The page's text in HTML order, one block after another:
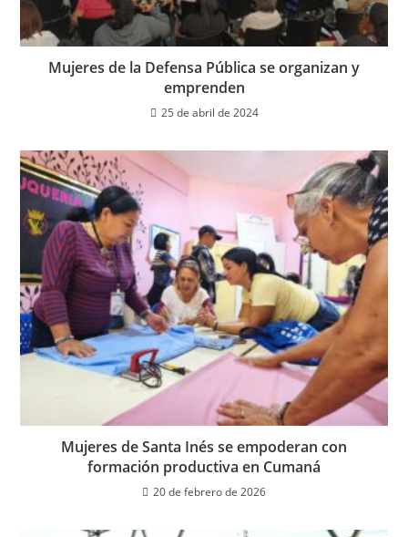
Mujeres de la Defensa Pública se organizan y
emprenden
25 de abril de 2024
Mujeres de Santa Inés se empoderan con
formación productiva en Cumaná
20 de febrero de 2026